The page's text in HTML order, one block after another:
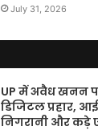
July 31, 2026
UP में अवैध खनन
डिजिटल प्रहार,
निगरानी और कड़े